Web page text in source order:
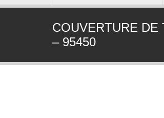
COUVERTURE DE
– 95450